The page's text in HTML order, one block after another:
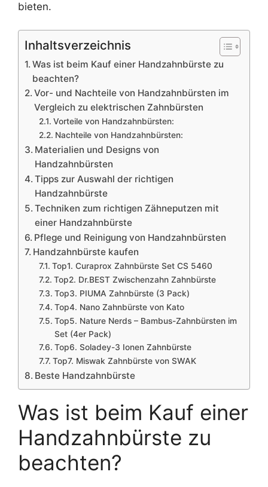
bieten.
Inhaltsverzeichnis
Was ist beim Kauf einer Handzahnbürste zu
beachten?
Vor- und Nachteile von Handzahnbürsten im
Vergleich zu elektrischen Zahnbürsten
Vorteile von Handzahnbürsten:
Nachteile von Handzahnbürsten:
Materialien und Designs von
Handzahnbürsten
Tipps zur Auswahl der richtigen
Handzahnbürste
Techniken zum richtigen Zähneputzen mit
einer Handzahnbürste
Pflege und Reinigung von Handzahnbürsten
Handzahnbürste kaufen
Top1. Curaprox Zahnbürste Set CS 5460
Top2. Dr.BEST Zwischenzahn Zahnbürste
Top3. PIUMA Zahnbürste (3 Pack)
Top4. Nano Zahnbürste von Kato
Top5. Nature Nerds – Bambus-Zahnbürsten im
Set (4er Pack)
Top6. Soladey-3 Ionen Zahnbürste
Top7. Miswak Zahnbürste von SWAK
Beste Handzahnbürste
Was ist beim Kauf einer
Handzahnbürste zu
beachten?